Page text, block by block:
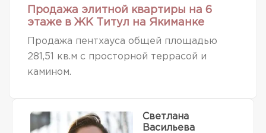
Продажа элитной квартиры на 6
этаже в ЖК Титул на Якиманке
Продажа пентхауса общей площадью
281,51 кв.м с просторной террасой и
камином.
Светлана
Васильева